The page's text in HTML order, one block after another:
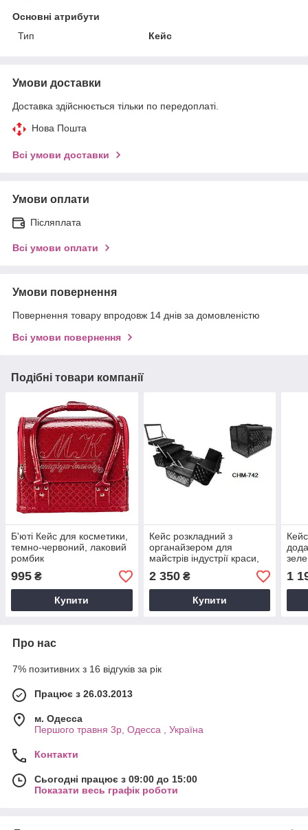
Основні атрибути
Тип
Кейс
Умови доставки
Доставка здійснюється тільки по передоплаті.
Нова Пошта
Всі умови доставки
Умови оплати
Післяплата
Всі умови оплати
Умови повернення
Повернення товару впродовж 14 днів за домовленістю
Всі умови повернення
Подібні товари компанії
Б'юті Кейс для косметики,
темно-червоний, лаковий
ромбик
995 ₴
Купити
Кейс розкладний з
органайзером для
майстрів індустрії краси,
742 чорний ромб
2 350₴
Купити
1
Про нас
7% позитивних з 16 відгуків за рік
Працює з 26.03.2013
м. Одесса
Першого травня 3р, Одесса , Україна
Контакти
Сьогодні працює з 09:00 до 15:00
Показати весь графік роботи